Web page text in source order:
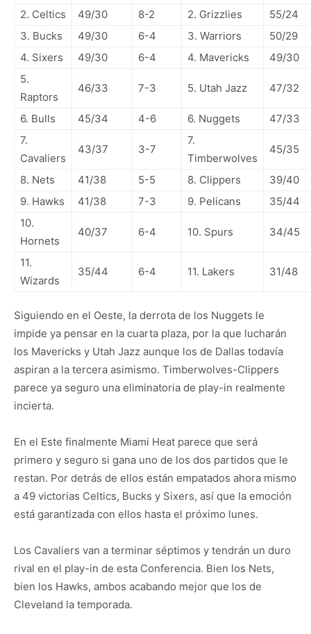
2. Celtics 49/30 8-2 2. Grizzlies
55/24
3. Bucks
49/30 6-4 3. Warriors
50/29
4. Sixers
49/30 6-4 4. Mavericks
49/30
5.
Raptors
46/33 7-3 5. Utah Jazz 47/32
6. Bulls 45/34 4-6 6. Nuggets
47/33
7.
Cavaliers
43/37 3-7
7.
Timberwolves
45/35
8. Nets 41/38 5-5 8. Clippers
39/40
9. Hawks
41/38 7-3 9. Pelicans
35/44
10.
Hornets
40/37 6-4 10. Spurs 34/45
11.
Wizards
35/44 6-4 11. Lakers 31/48
Siguiendo en el Oeste, la derrota de los Nuggets le
impide ya pensar en la cuarta plaza, por la que lucharán
los Mavericks y Utah Jazz aunque los de Dallas todavía
aspiran a la tercera asimismo. Timberwolves-Clippers
parece ya seguro una eliminatoria de play-in realmente
incierta.
En el Este finalmente Miami Heat parece que será
primero y seguro si gana uno de los dos partidos que le
restan. Por detrás de ellos están empatados ahora mismo
a 49 victorias Celtics, Bucks y Sixers, así que la emoción
está garantizada con ellos hasta el próximo lunes.
Los Cavaliers van a terminar séptimos y tendrán un duro
rival en el play-in de esta Conferencia. Bien los Nets,
bien los Hawks, ambos acabando mejor que los de
Cleveland la temporada.